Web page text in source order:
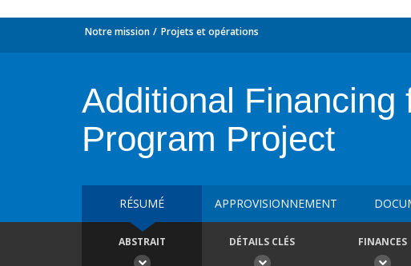
Notre mission Projets et opérations
Additional Financing
Program Project
RÉSUMÉ APPROVISIONNEMENT
ABSTRAIT DÉTAILS CLÉS FINANCES